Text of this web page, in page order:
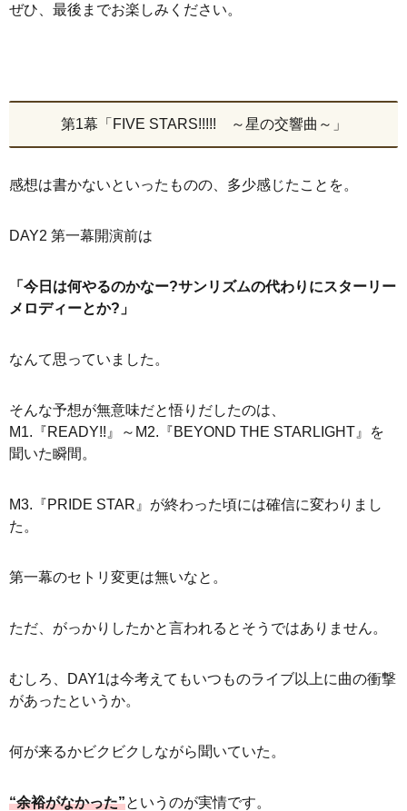
ぜひ、最後までお楽しみください。
第1幕「FIVE STARS!!!!! ～星の交響曲～」
感想は書かないといったものの、多少感じたことを。
DAY2 第一幕開演前は
「今日は何やるのかなー?サンリズムの代わりにスターリー
メロディーとか?」
なんて思っていました。
そんな予想が無意味だと悟りだしたのは、
M1.『READY!!』～M2.『BEYOND THE STARLIGHT』を
聞いた瞬間。
M3.『PRIDE STAR』が終わった頃には確信に変わりまし
た。
第一幕のセトリ変更は無いなと。
ただ、がっかりしたかと言われるとそうではありません。
むしろ、DAY1は今考えてもいつものライブ以上に曲の衝撃
があったというか。
何が来るかビクビクしながら聞いていた。
“余裕がなかった”というのが実情です。